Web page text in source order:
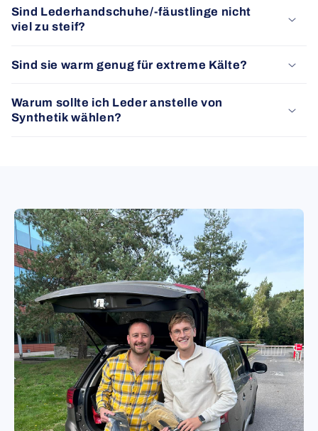
Sind Lederhandschuhe/-fäustlinge nicht
viel zu steif?
Sind sie warm genug für extreme Kälte?
Warum sollte ich Leder anstelle von
Synthetik wählen?